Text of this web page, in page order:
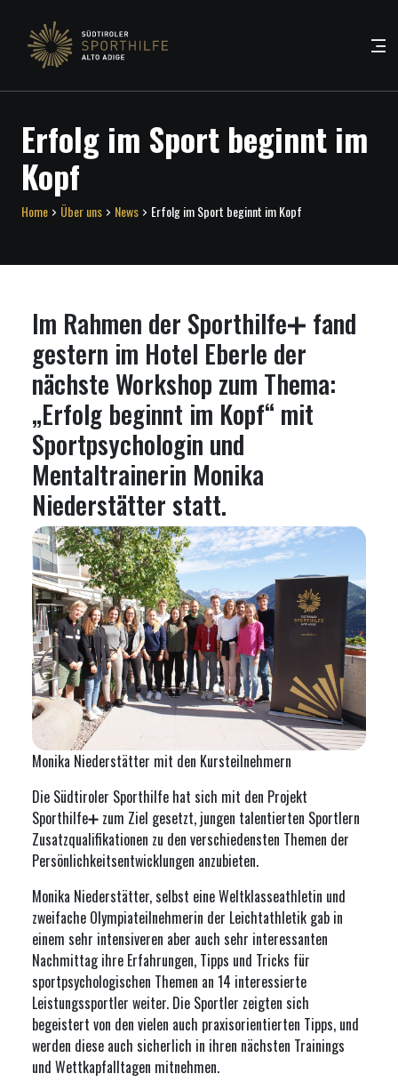
Erfolg im Sport beginnt im
Kopf
Home Über uns News Erfolg im Sport beginnt im Kopf
Im Rahmen der Sporthilfe➕ fand
gestern im Hotel Eberle der
nächste Workshop zum Thema:
„Erfolg beginnt im Kopf“ mit
Sportpsychologin und
Mentaltrainerin Monika
Niederstätter statt.
Monika Niederstätter mit den Kursteilnehmern
Die Südtiroler Sporthilfe hat sich mit den Projekt
Sporthilfe➕ zum Ziel gesetzt, jungen talentierten Sportlern
Zusatzqualifikationen zu den verschiedensten Themen der
Persönlichkeitsentwicklungen anzubieten.
Monika Niederstätter, selbst eine Weltklasseathletin und
zweifache Olympiateilnehmerin der Leichtathletik gab in
einem sehr intensiveren aber auch sehr interessanten
Nachmittag ihre Erfahrungen, Tipps und Tricks für
sportpsychologischen Themen an 14 interessierte
Leistungssportler weiter. Die Sportler zeigten sich
begeistert von den vielen auch praxisorientierten Tipps, und
werden diese auch sicherlich in ihren nächsten Trainings
und Wettkapfalltagen mitnehmen.